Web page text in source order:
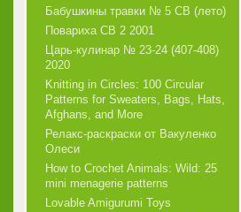
Бабушкины травки № 5 СВ (лето)
Повариха СВ 2 2001
Царь-кулинар № 23-24 (407-408)
2020
Knitting in Circles: 100 Circular
Patterns for Sweaters, Bags, Hats,
Afghans, and More
Релакс-раскраски от Вакуленко
Олеси
How to Crochet Animals: Wild: 25
mini menagerie patterns
Lovable Amigurumi Toys